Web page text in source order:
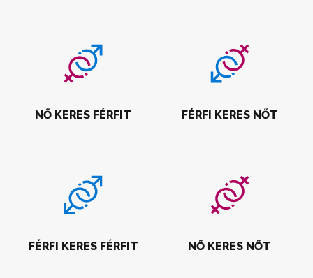
NŐ KERES FÉRFIT FÉRFI KERES NŐT
FÉRFI KERES FÉRFIT NŐ KERES NŐT